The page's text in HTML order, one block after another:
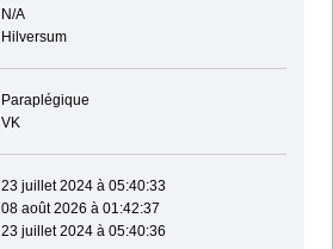
N/A
Hilversum
Paraplégique
VK
23 juillet 2024 à 05:40:33
08 août 2026 à 01:42:37
23 juillet 2024 à 05:40:36